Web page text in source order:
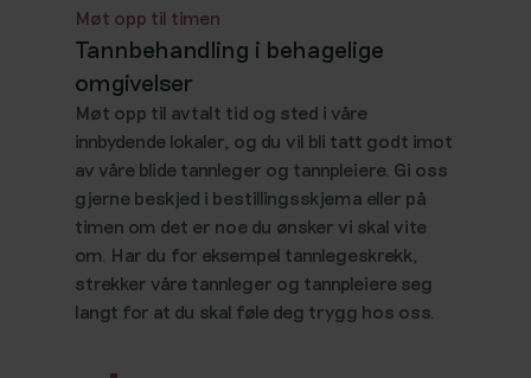
Møt opp til timen
Tannbehandling i behagelige
omgivelser
Møt opp til avtalt tid og sted i våre
innbydende lokaler, og du vil bli tatt godt imot
av våre blide tannleger og tannpleiere. Gi oss
gjerne beskjed i bestillingsskjema eller på
timen om det er noe du ønsker vi skal vite
om. Har du for eksempel tannlegeskrekk,
strekker våre tannleger og tannpleiere seg
langt for at du skal føle deg trygg hos oss.